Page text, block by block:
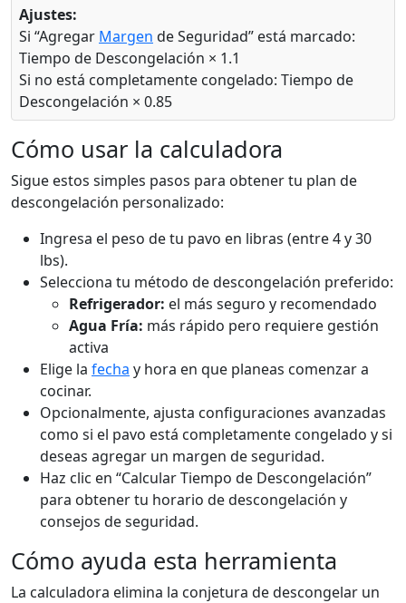
Ajustes:
Si “Agregar Margen de Seguridad” está marcado:
Tiempo de Descongelación × 1.1
Si no está completamente congelado: Tiempo de
Descongelación × 0.85
Cómo usar la calculadora
Sigue estos simples pasos para obtener tu plan de
descongelación personalizado:
Ingresa el peso de tu pavo en libras (entre 4 y 30
lbs).
Selecciona tu método de descongelación preferido:
Refrigerador: el más seguro y recomendado
Agua Fría: más rápido pero requiere gestión
activa
Elige la fecha y hora en que planeas comenzar a
cocinar.
Opcionalmente, ajusta configuraciones avanzadas
como si el pavo está completamente congelado y si
deseas agregar un margen de seguridad.
Haz clic en “Calcular Tiempo de Descongelación”
para obtener tu horario de descongelación y
consejos de seguridad.
Cómo ayuda esta herramienta
La calculadora elimina la conjetura de descongelar un